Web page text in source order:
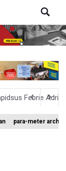
Febrie
sebagai
Tinjau Kembali
para-meter